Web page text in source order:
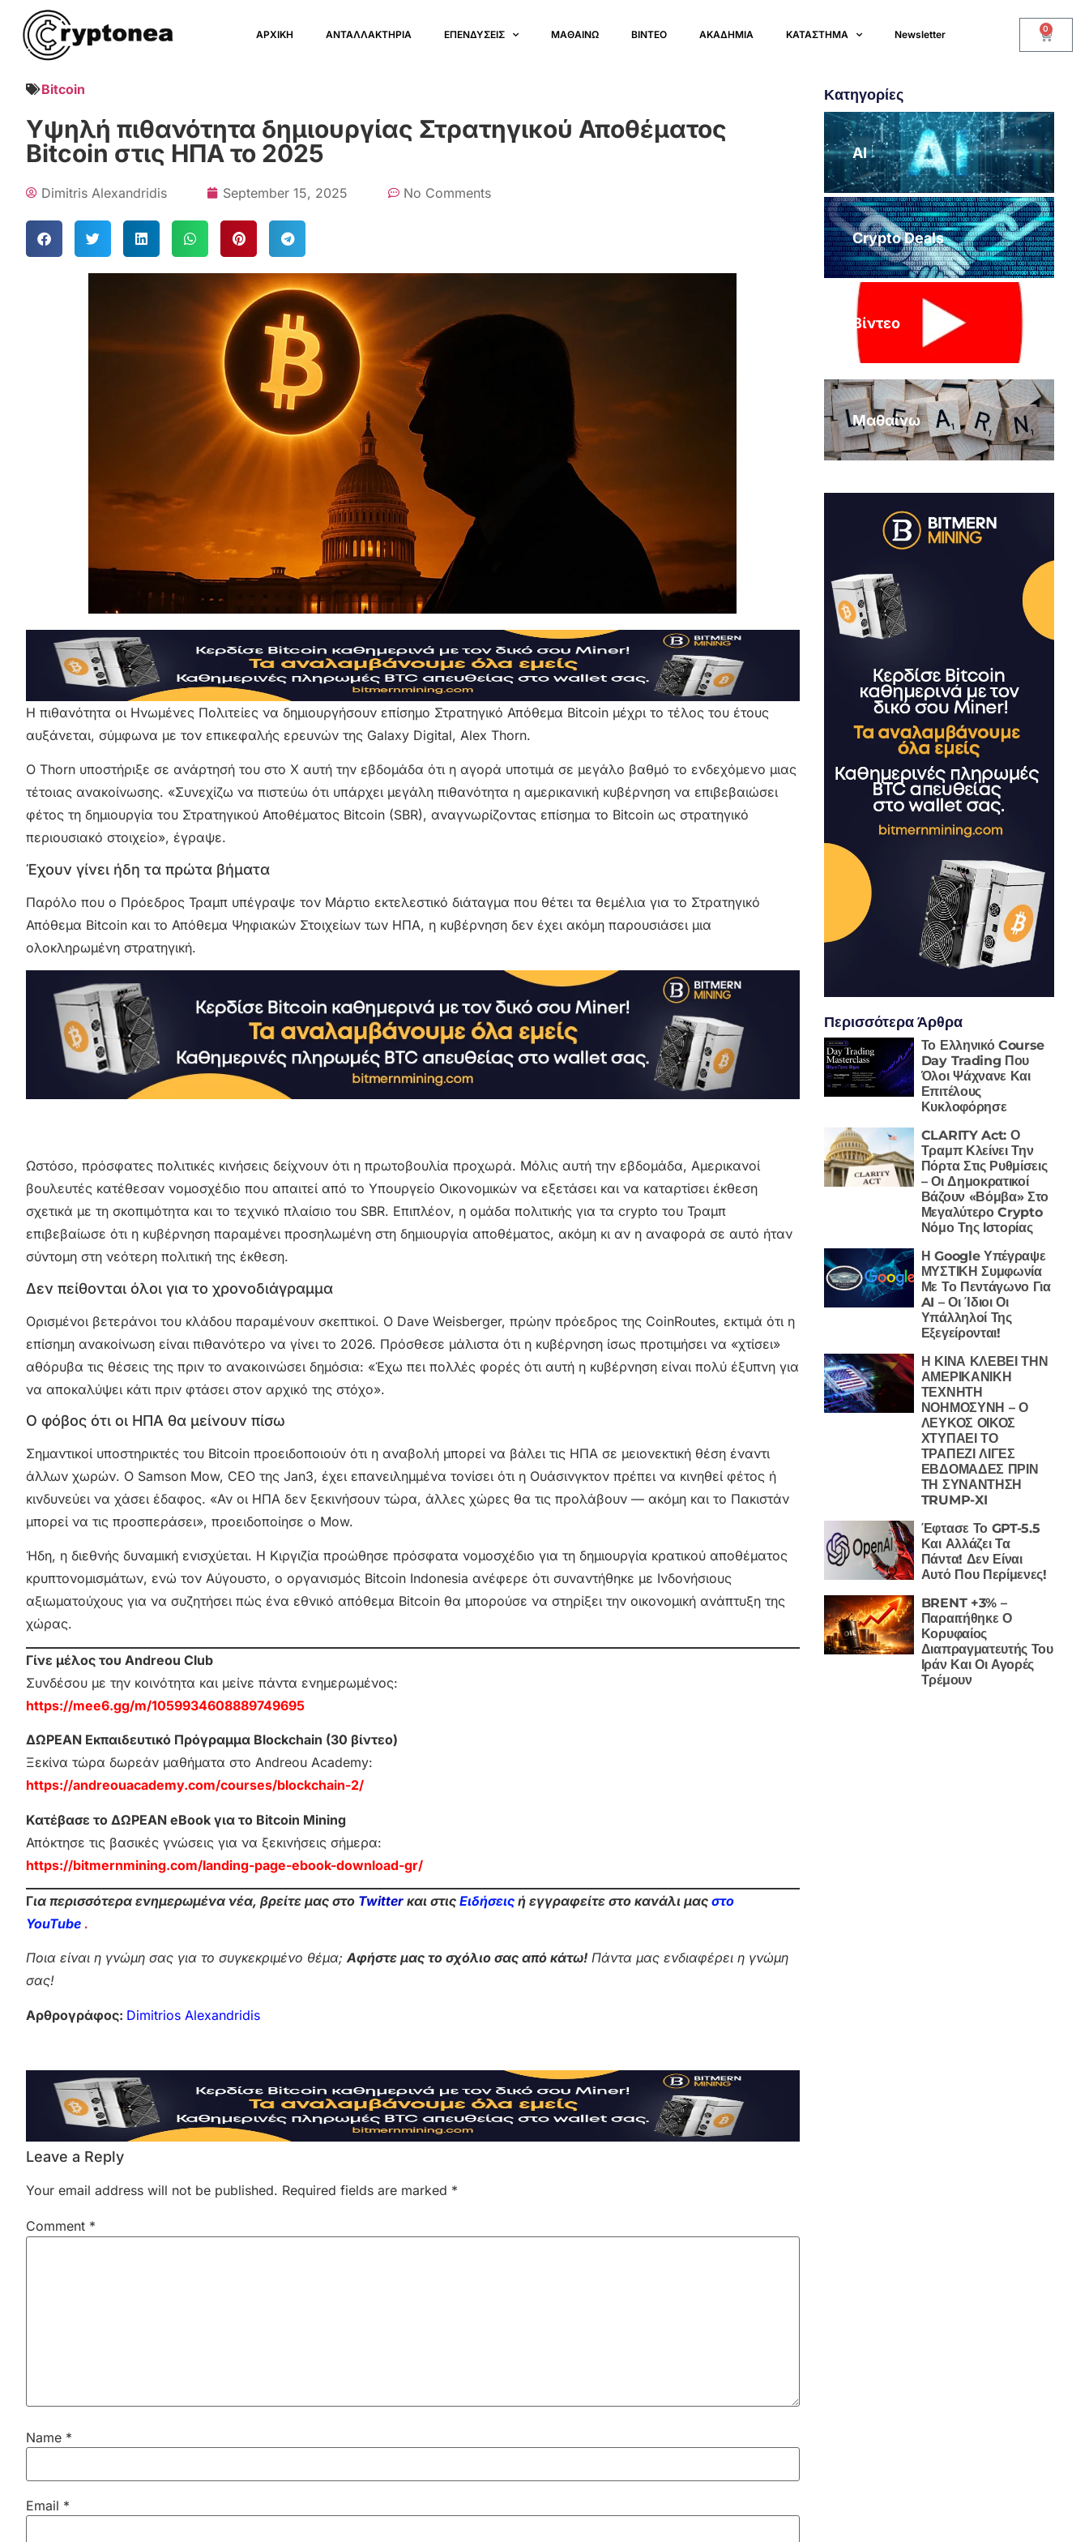
ΑΡΧΙΚΗ ΑΝΤΑΛΛΑΚΤΗΡΙΑ ΕΠΕΝΔΥΣΕΙΣ ΜΑΘΑΙΝΩ ΒΙΝΤΕΟ ΑΚΑΔΗΜΙΑ ΚΑΤΑΣΤΗΜΑ Newsletter 0
Bitcoin
Υψηλή πιθανότητα δημιουργίας Στρατηγικού Αποθέματος
Bitcoin στις ΗΠΑ το 2025
Dimitris Alexandridis September 15, 2025 No Comments
Η πιθανότητα οι Ηνωμένες Πολιτείες να δημιουργήσουν επίσημο Στρατηγικό Απόθεμα Bitcoin μέχρι το τέλος του έτους
αυξάνεται, σύμφωνα με τον επικεφαλής ερευνών της Galaxy Digital, Alex Thorn.
Ο Thorn υποστήριξε σε ανάρτησή του στο X αυτή την εβδομάδα ότι η αγορά υποτιμά σε μεγάλο βαθμό το ενδεχόμενο μιας
τέτοιας ανακοίνωσης. «Συνεχίζω να πιστεύω ότι υπάρχει μεγάλη πιθανότητα η αμερικανική κυβέρνηση να επιβεβαιώσει
φέτος τη δημιουργία του Στρατηγικού Αποθέματος Bitcoin (SBR), αναγνωρίζοντας επίσημα το Bitcoin ως στρατηγικό
περιουσιακό στοιχείο», έγραψε.
Έχουν γίνει ήδη τα πρώτα βήματα
Παρόλο που ο Πρόεδρος Τραμπ υπέγραψε τον Μάρτιο εκτελεστικό διάταγμα που θέτει τα θεμέλια για το Στρατηγικό
Απόθεμα Bitcoin και το Απόθεμα Ψηφιακών Στοιχείων των ΗΠΑ, η κυβέρνηση δεν έχει ακόμη παρουσιάσει μια
ολοκληρωμένη στρατηγική.
Ωστόσο, πρόσφατες πολιτικές κινήσεις δείχνουν ότι η πρωτοβουλία προχωρά. Μόλις αυτή την εβδομάδα, Αμερικανοί
βουλευτές κατέθεσαν νομοσχέδιο που απαιτεί από το Υπουργείο Οικονομικών να εξετάσει και να καταρτίσει έκθεση
σχετικά με τη σκοπιμότητα και το τεχνικό πλαίσιο του SBR. Επιπλέον, η ομάδα πολιτικής για τα crypto του Τραμπ
επιβεβαίωσε ότι η κυβέρνηση παραμένει προσηλωμένη στη δημιουργία αποθέματος, ακόμη κι αν η αναφορά σε αυτό ήταν
σύντομη στη νεότερη πολιτική της έκθεση.
Δεν πείθονται όλοι για το χρονοδιάγραμμα
Ορισμένοι βετεράνοι του κλάδου παραμένουν σκεπτικοί. Ο Dave Weisberger, πρώην πρόεδρος της CoinRoutes, εκτιμά ότι η
επίσημη ανακοίνωση είναι πιθανότερο να γίνει το 2026. Πρόσθεσε μάλιστα ότι η κυβέρνηση ίσως προτιμήσει να «χτίσει»
αθόρυβα τις θέσεις της πριν το ανακοινώσει δημόσια: «Έχω πει πολλές φορές ότι αυτή η κυβέρνηση είναι πολύ έξυπνη για
να αποκαλύψει κάτι πριν φτάσει στον αρχικό της στόχο».
Ο φόβος ότι οι ΗΠΑ θα μείνουν πίσω
Σημαντικοί υποστηρικτές του Bitcoin προειδοποιούν ότι η αναβολή μπορεί να βάλει τις ΗΠΑ σε μειονεκτική θέση έναντι
άλλων χωρών. Ο Samson Mow, CEO της Jan3, έχει επανειλημμένα τονίσει ότι η Ουάσινγκτον πρέπει να κινηθεί φέτος ή
κινδυνεύει να χάσει έδαφος. «Αν οι ΗΠΑ δεν ξεκινήσουν τώρα, άλλες χώρες θα τις προλάβουν — ακόμη και το Πακιστάν
μπορεί να τις προσπεράσει», προειδοποίησε ο Mow.
Ήδη, η διεθνής δυναμική ενισχύεται. Η Κιργιζία προώθησε πρόσφατα νομοσχέδιο για τη δημιουργία κρατικού αποθέματος
κρυπτονομισμάτων, ενώ τον Αύγουστο, ο οργανισμός Bitcoin Indonesia ανέφερε ότι συναντήθηκε με Ινδονήσιους
αξιωματούχους για να συζητήσει πώς ένα εθνικό απόθεμα Bitcoin θα μπορούσε να στηρίξει την οικονομική ανάπτυξη της
χώρας.
Γίνε μέλος του Andreou Club
Συνδέσου με την κοινότητα και μείνε πάντα ενημερωμένος:
https://mee6.gg/m/1059934608889749695
ΔΩΡΕΑΝ Εκπαιδευτικό Πρόγραμμα Blockchain (30 βίντεο)
Ξεκίνα τώρα δωρεάν μαθήματα στο Andreou Academy:
https://andreouacademy.com/courses/blockchain-2/
Κατέβασε το ΔΩΡΕΑΝ eBook για το Bitcoin Mining
Απόκτησε τις βασικές γνώσεις για να ξεκινήσεις σήμερα:
https://bitmernmining.com/landing-page-ebook-download-gr/
Για περισσότερα ενημερωμένα νέα, βρείτε μας στο Twitter και στις Ειδήσεις ή εγγραφείτε στο κανάλι μας στο
YouTube .
Ποια είναι η γνώμη σας για το συγκεκριμένο θέμα;Αφήστε μας το σχόλιο σας από κάτω! Πάντα μας ενδιαφέρει η γνώμη
σας!
Αρθρογράφος: Dimitrios Alexandridis
Leave a Reply
Your email address will not be published. Required fields are marked *
Comment *
Name *
Email *
Κατηγορίες
AI
Crypto Deals
Βίντεο
Μαθαίνω
Περισσότερα Άρθρα
Το Ελληνικό Course
Day Trading Που
Όλοι Ψάχνανε Και
Επιτέλους
Κυκλοφόρησε
CLARITY Act: Ο
Τραμπ Κλείνει Την
Πόρτα Στις Ρυθμίσεις
– Οι Δημοκρατικοί
Βάζουν «Βόμβα» Στο
Μεγαλύτερο Crypto
Νόμο Της Ιστορίας
Η Google Υπέγραψε
ΜΥΣΤΙΚΗ Συμφωνία
Με Το Πεντάγωνο Για
AI – Οι Ίδιοι Οι
Υπάλληλοί Της
Εξεγείρονται!
Η ΚΙΝΑ ΚΛΕΒΕΙ ΤΗΝ
ΑΜΕΡΙΚΑΝΙΚΗ
ΤΕΧΝΗΤΗ
ΝΟΗΜΟΣΥΝΗ – Ο
ΛΕΥΚΟΣ ΟΙΚΟΣ
ΧΤΥΠΑΕΙ ΤΟ
ΤΡΑΠΕΖΙ ΛΙΓΕΣ
ΕΒΔΟΜΑΔΕΣ ΠΡΙΝ
ΤΗ ΣΥΝΑΝΤΗΣΗ
TRUMP-XI
Έφτασε Το GPT-5.5
Και Αλλάζει Τα
Πάντα! Δεν Είναι
Αυτό Που Περίμενες!
BRENT +3% –
Παραιτήθηκε Ο
Κορυφαίος
Διαπραγματευτής Του
Ιράν Και Οι Αγορές
Τρέμουν